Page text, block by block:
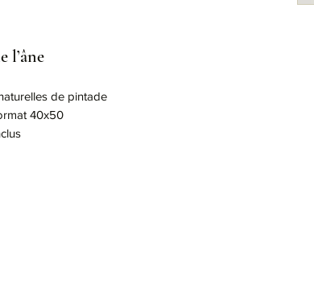
l’âne
de pintade
40x50